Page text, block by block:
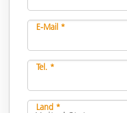
E-Mail *
Tel. *
Land *